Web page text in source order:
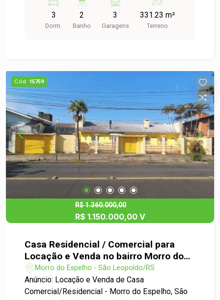
com ambientes amplos, bem distribuídos e um
agradável jardim, ideal para quem busca conforto
e funcionalidade. Perfeita para clínicas,
deste imóvel!
3
Dorm.
2
Banho
3
Garagens
331.23 m²
Terreno
Cód. 15759
R$ 1.360.000,00
R$ 1.150.000,00 V
Casa Residencial / Comercial para
Locação e Venda no bairro Morro do
Espelho em São Leopoldo
Morro do Espelho - São Leopoldo/RS
Anúncio: Locação e Venda de Casa
Comercial/Residencial - Morro do Espelho, São